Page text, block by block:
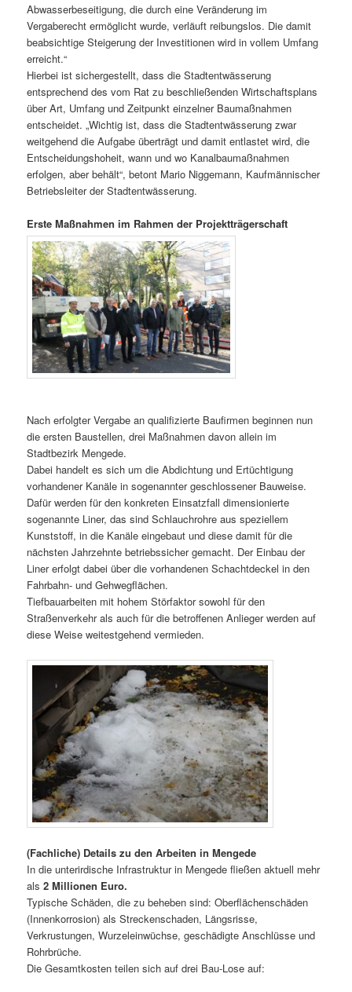
Abwasserbeseitigung, die durch eine Veränderung im
Vergaberecht ermöglicht wurde, verläuft reibungslos. Die damit
beabsichtige Steigerung der Investitionen wird in vollem Umfang
erreicht.“
Hierbei ist sichergestellt, dass die Stadtentwässerung
entsprechend des vom Rat zu beschließenden Wirtschaftsplans
über Art, Umfang und Zeitpunkt einzelner Baumaßnahmen
entscheidet. „Wichtig ist, dass die Stadtentwässerung zwar
weitgehend die Aufgabe überträgt und damit entlastet wird, die
Entscheidungshoheit, wann und wo Kanalbaumaßnahmen
erfolgen, aber behält“, betont Mario Niggemann, Kaufmännischer
Betriebsleiter der Stadtentwässerung.
Erste Maßnahmen im Rahmen der Projektträgerschaft
Nach erfolgter Vergabe an qualifizierte Baufirmen beginnen nun
die ersten Baustellen, drei Maßnahmen davon allein im
Stadtbezirk Mengede.
Dabei handelt es sich um die Abdichtung und Ertüchtigung
vorhandener Kanäle in sogenannter geschlossener Bauweise.
Dafür werden für den konkreten Einsatzfall dimensionierte
sogenannte Liner, das sind Schlauchrohre aus speziellem
Kunststoff, in die Kanäle eingebaut und diese damit für die
nächsten Jahrzehnte betriebssicher gemacht. Der Einbau der
Liner erfolgt dabei über die vorhandenen Schachtdeckel in den
Fahrbahn- und Gehwegflächen.
Tiefbauarbeiten mit hohem Störfaktor sowohl für den
Straßenverkehr als auch für die betroffenen Anlieger werden auf
diese Weise weitestgehend vermieden.
(Fachliche) Details zu den Arbeiten in Mengede
In die unterirdische Infrastruktur in Mengede fließen aktuell mehr
als 2 Millionen Euro.
Typische Schäden, die zu beheben sind: Oberflächenschäden
(Innenkorrosion) als Streckenschaden, Längsrisse,
Verkrustungen, Wurzeleinwüchse, geschädigte Anschlüsse und
Rohrbrüche.
Die Gesamtkosten teilen sich auf drei Bau-Lose auf: